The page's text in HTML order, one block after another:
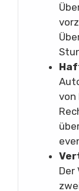
von
Der